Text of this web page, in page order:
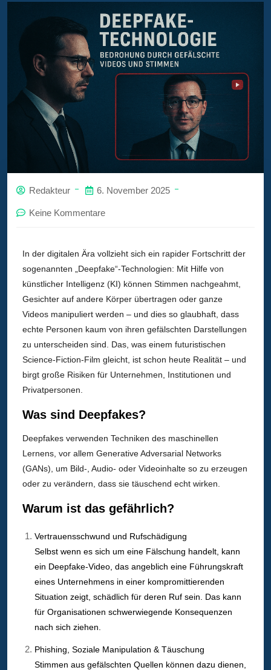
Redakteur 6. November 2025
Keine Kommentare
In der digitalen Ära vollzieht sich ein rapider Fortschritt der
sogenannten „Deepfake“-Technologien: Mit Hilfe von
künstlicher Intelligenz (KI) können Stimmen nachgeahmt,
Gesichter auf andere Körper übertragen oder ganze
Videos manipuliert werden – und dies so glaubhaft, dass
echte Personen kaum von ihren gefälschten Darstellungen
zu unterscheiden sind. Das, was einem futuristischen
Science-Fiction-Film gleicht, ist schon heute Realität – und
birgt große Risiken für Unternehmen, Institutionen und
Privatpersonen.
Was sind Deepfakes?
Deepfakes verwenden Techniken des maschinellen
Lernens, vor allem Generative Adversarial Networks
(GANs), um Bild-, Audio- oder Videoinhalte so zu erzeugen
oder zu verändern, dass sie täuschend echt wirken.
Warum ist das gefährlich?
Vertrauensschwund und Rufschädigung
Selbst wenn es sich um eine Fälschung handelt, kann
ein Deepfake-Video, das angeblich eine Führungskraft
eines Unternehmens in einer kompromittierenden
Situation zeigt, schädlich für deren Ruf sein. Das kann
für Organisationen schwerwiegende Konsequenzen
nach sich ziehen.
Phishing, Soziale Manipulation & Täuschung
Stimmen aus gefälschten Quellen können dazu dienen,